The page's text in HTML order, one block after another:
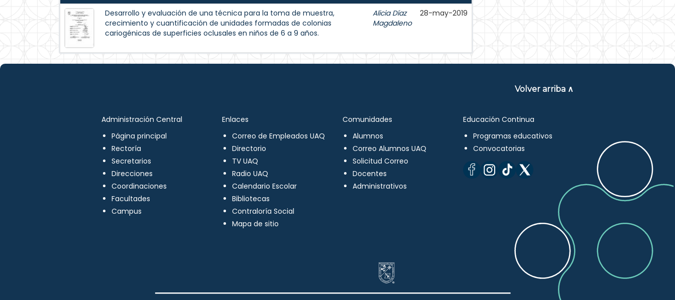
Desarrollo y evaluación de una técnica para la toma de muestra,
crecimiento y cuantificación de unidades formadas de colonias
cariogénicas de superficies oclusales en niños de 6 a 9 años.
Alicia Díaz
Magdaleno
28-may-2019
Volver arriba ∧
Administración Central
Página principal
Rectoría
Secretarios
Direcciones
Coordinaciones
Facultades
Campus
Enlaces
Correo de Empleados UAQ
Directorio
TV UAQ
Radio UAQ
Calendario Escolar
Bibliotecas
Contraloría Social
Mapa de sitio
Comunidades
Alumnos
Correo Alumnos UAQ
Solicitud Correo
Docentes
Administrativos
Educación Continua
Programas educativos
Convocatorias